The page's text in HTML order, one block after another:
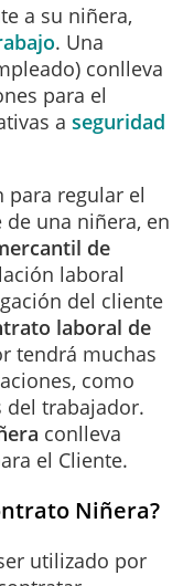
a su niñera,
. Una
conlleva
para el
a seguridad
para regular el
una niñera, en
de
laboral
del cliente
laboral de
tendrá muchas
como
del trabajador.
conlleva
el Cliente.
Niñera?
utilizado por